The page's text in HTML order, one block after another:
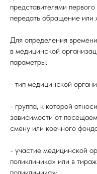
представителями
передать обращение или
Для определения
в медицинской
параметры:
- тип медицинской
- группа, к которой
зависимости от
смену или коечного
- участие медицинской
поликлиника» или в